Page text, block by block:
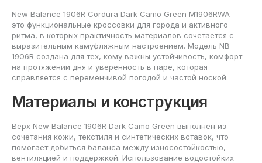
New Balance 1906R Cordura Dark Camo Green M1906RWA —
это функциональные кроссовки для города и активного
ритма, в которых практичность материалов сочетается с
выразительным камуфляжным настроением. Модель NB
1906R создана для тех, кому важны устойчивость, комфорт
на протяжении дня и уверенность в паре, которая
справляется с переменчивой погодой и частой ноской.
Материалы и конструкция
Верх New Balance 1906R Dark Camo Green выполнен из
сочетания кожи, текстиля и синтетических вставок, что
помогает добиться баланса между износостойкостью,
вентиляцией и поддержкой. Использование водостойких